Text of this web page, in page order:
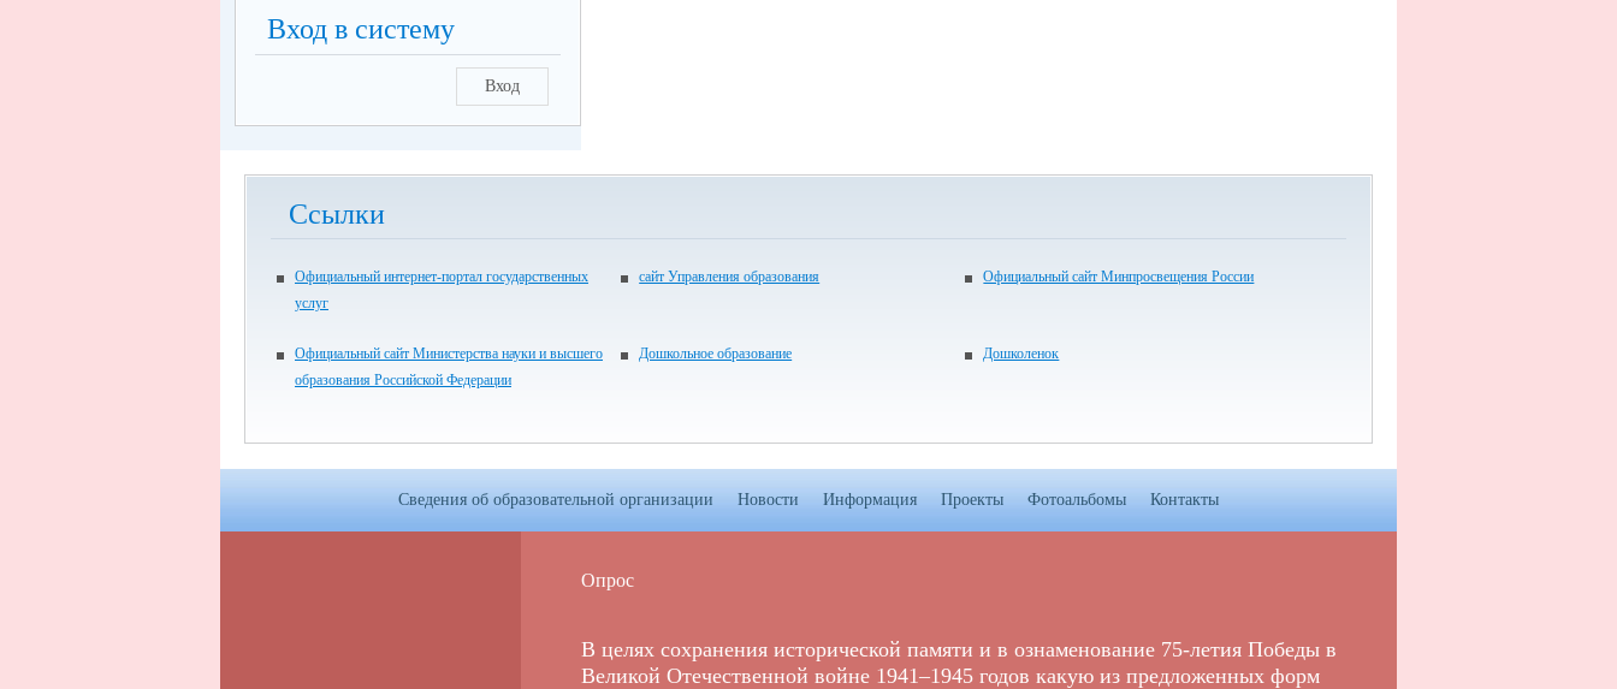
Вход в систему
Вход
Ссылки
Официальный интернет-портал государственных
услуг
сайт Управления образования Официальный сайт Минпросвещения России
Официальный сайт Министерства науки и высшего
образования Российской Федерации
Дошкольное образование Дошколенок
Сведения об образовательной организации Новости Информация Проекты Фотоальбомы Контакты
Опрос
В целях сохранения исторической памяти и в ознаменование 75-летия Победы в
Великой Отечественной войне 1941–1945 годов какую из предложенных форм